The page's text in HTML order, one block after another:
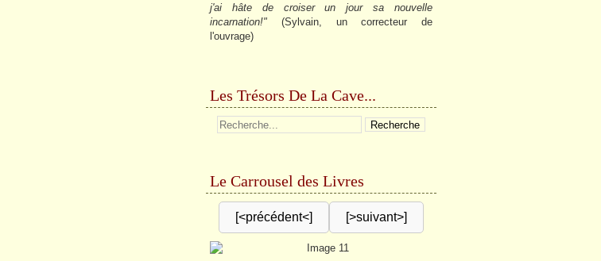
j'ai hâte de croiser un jour sa nouvelle
incarnation!" (Sylvain, un correcteur de
l'ouvrage)
Les Trésors De La Cave...
Le Carrousel des Livres
[<précédent<] [>suivant>]